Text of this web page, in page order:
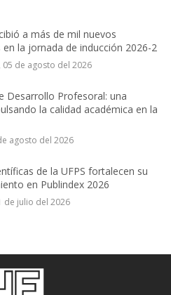
a más de mil nuevos
en la jornada de inducción 2026-2
05 de agosto del 2026
Desarrollo Profesoral: una
la calidad académica en la
agosto del 2026
de la UFPS fortalecen su
en Publindex 2026
de julio del 2026